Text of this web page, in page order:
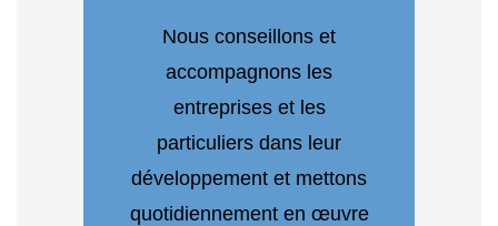
Nous conseillons et
accompagnons les
entreprises et les
particuliers dans leur
développement et mettons
quotidiennement en œuvre